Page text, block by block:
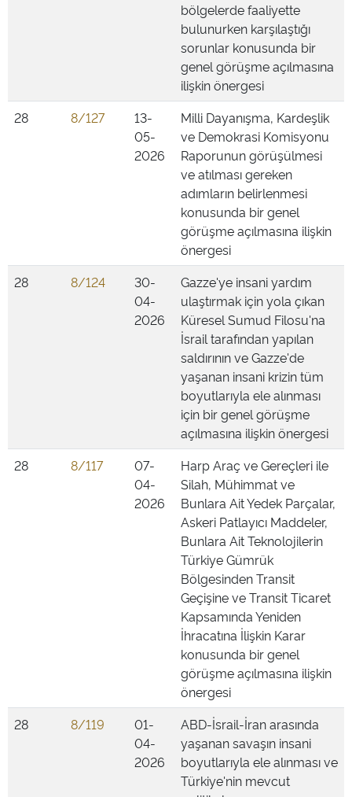
bölgelerde faaliyette
bulunurken karşılaştığı
sorunlar konusunda bir
genel görüşme açılmasına
ilişkin önergesi
28
8/127
13-
05-
2026
Milli Dayanışma, Kardeşlik
ve Demokrasi Komisyonu
Raporunun görüşülmesi
ve atılması gereken
adımların belirlenmesi
konusunda bir genel
görüşme açılmasına ilişkin
önergesi
28
8/124
30-
04-
2026
Gazze'ye insani yardım
ulaştırmak için yola çıkan
Küresel Sumud Filosu'na
İsrail tarafından yapılan
saldırının ve Gazze'de
yaşanan insani krizin tüm
boyutlarıyla ele alınması
için bir genel görüşme
açılmasına ilişkin önergesi
28
8/117
07-
04-
2026
Harp Araç ve Gereçleri ile
Silah, Mühimmat ve
Bunlara Ait Yedek Parçalar,
Askeri Patlayıcı Maddeler,
Bunlara Ait Teknolojilerin
Türkiye Gümrük
Bölgesinden Transit
Geçişine ve Transit Ticaret
Kapsamında Yeniden
İhracatına İlişkin Karar
konusunda bir genel
görüşme açılmasına ilişkin
önergesi
28
8/119
01-
04-
2026
ABD-İsrail-İran arasında
yaşanan savaşın insani
boyutlarıyla ele alınması ve
Türkiye'nin mevcut